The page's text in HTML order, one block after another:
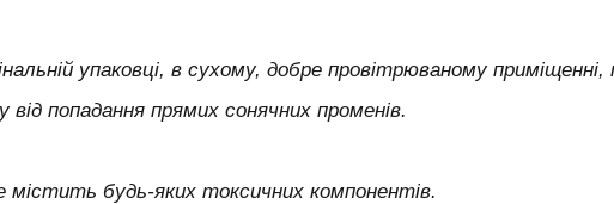
упаковці, в сухому, добре провітрюваному
від попадання прямих сонячних променів.
містить будь-яких токсичних компонентів.